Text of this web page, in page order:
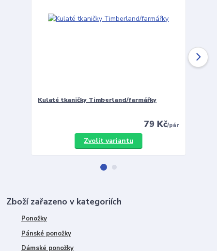
Kulaté tkaničky Timberland/farmářky
79 Kč/pár
Zvolit variantu
Zboží zařazeno v kategoriích
Ponožky
Pánské ponožky
Dámské ponožky